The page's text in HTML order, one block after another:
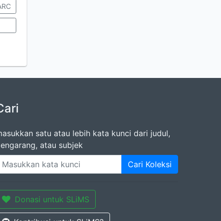
satu atau lebih kata kunci dari judul,
atau subjek
Cari Koleksi
Donasi untuk SLiMS